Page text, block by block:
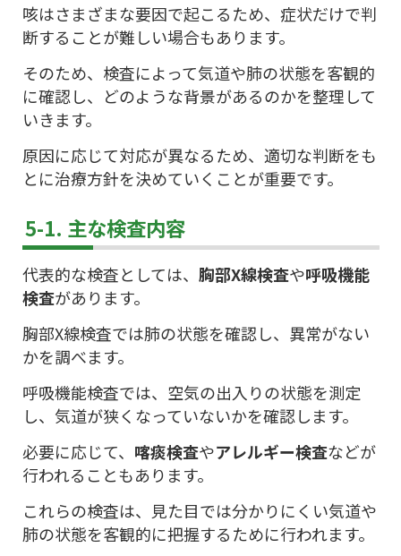
咳はさまざまな要因で起こるため、症状だけで判
断することが難しい場合もあります。
そのため、検査によって気道や肺の状態を客観的
に確認し、どのような背景があるのかを整理して
いきます。
原因に応じて対応が異なるため、適切な判断をも
とに治療方針を決めていくことが重要です。
5-1. 主な検査内容
代表的な検査としては、 胸部X線検査や呼吸機能
検査があります。
胸部X線検査では肺の状態を確認し、異常がない
かを調べます。
呼吸機能検査では、空気の出入りの状態を測定
し、気道が狭くなっていないかを確認します。
必要に応じて、 喀痰検査やアレルギー検査などが
行われることもあります。
これらの検査は、見た目では分かりにくい気道や
肺の状態を客観的に把握するために行われます。